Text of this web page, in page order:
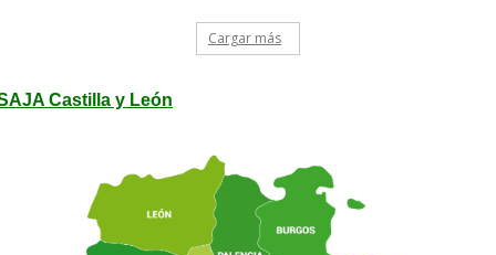
Cargar más
Castilla y León